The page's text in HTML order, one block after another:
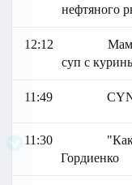
нефтяного
12:12
суп с
11:49
11:30
Гордиенко